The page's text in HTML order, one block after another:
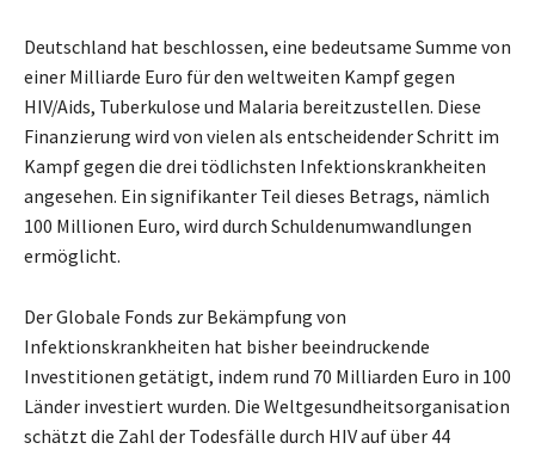
Deutschland hat beschlossen, eine bedeutsame Summe von
einer Milliarde Euro für den weltweiten Kampf gegen
HIV/Aids, Tuberkulose und Malaria bereitzustellen. Diese
Finanzierung wird von vielen als entscheidender Schritt im
Kampf gegen die drei tödlichsten Infektionskrankheiten
angesehen. Ein signifikanter Teil dieses Betrags, nämlich
100 Millionen Euro, wird durch Schuldenumwandlungen
ermöglicht.
Der Globale Fonds zur Bekämpfung von
Infektionskrankheiten hat bisher beeindruckende
Investitionen getätigt, indem rund 70 Milliarden Euro in 100
Länder investiert wurden. Die Weltgesundheitsorganisation
schätzt die Zahl der Todesfälle durch HIV auf über 44